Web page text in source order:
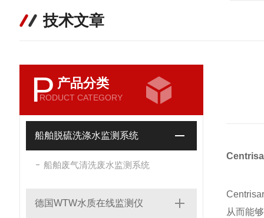
技术文章
P 产品分类
RODUCT CATEGORY
船舶脱硫洗涤水监测系统
船舶废气清洗废水监测系统
德国WTW水质在线监测仪
从而能